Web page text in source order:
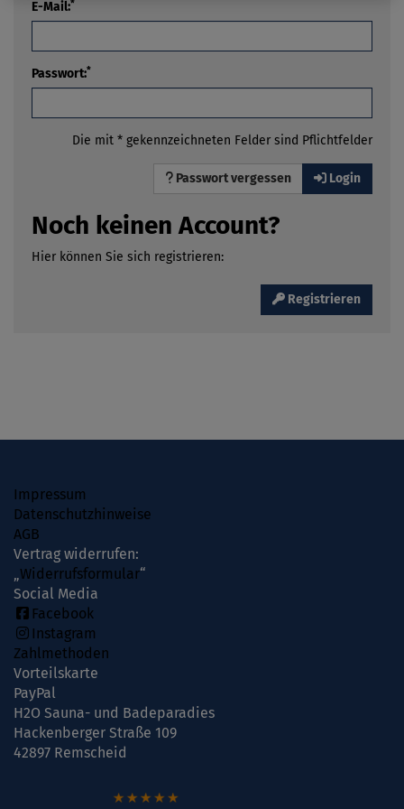
E-Mail:*
Passwort:*
Die mit * gekennzeichneten Felder sind Pflichtfelder
Passwort vergessen Login
Noch keinen Account?
Hier können Sie sich registrieren:
Registrieren
Impressum
Datenschutzhinweise
AGB
Vertrag widerrufen:
„Widerrufsformular“
Social Media
Facebook
Instagram
Zahlmethoden
Vorteilskarte
PayPal
H2O Sauna- und Badeparadies
Hackenberger Straße 109
42897 Remscheid